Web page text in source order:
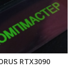
RTX3090